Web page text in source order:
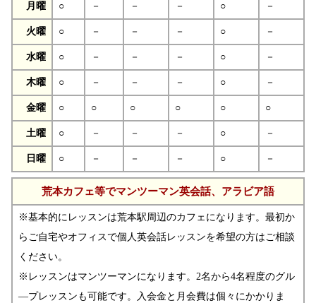
月曜 ○ － － － ○ －
火曜 ○ － － － ○ －
水曜 ○ － － － ○ －
木曜 ○ － － － ○ －
金曜 ○ ○ ○ ○ ○ ○
土曜 ○ － － － ○ －
日曜 ○ － － － ○ －
荒本カフェ等でマンツーマン英会話、アラビア語
※基本的にレッスンは荒本駅周辺のカフェになります。最初か
らご自宅やオフィスで個人英会話レッスンを希望の方はご相談
ください。
※レッスンはマンツーマンになります。2名から4名程度のグル
―プレッスンも可能です。入会金と月会費は個々にかかりま